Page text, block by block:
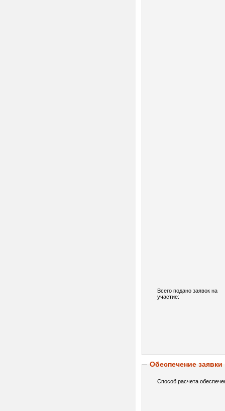
Всего подано заявок на
участие:
Обеспечение заявки
Способ расчета